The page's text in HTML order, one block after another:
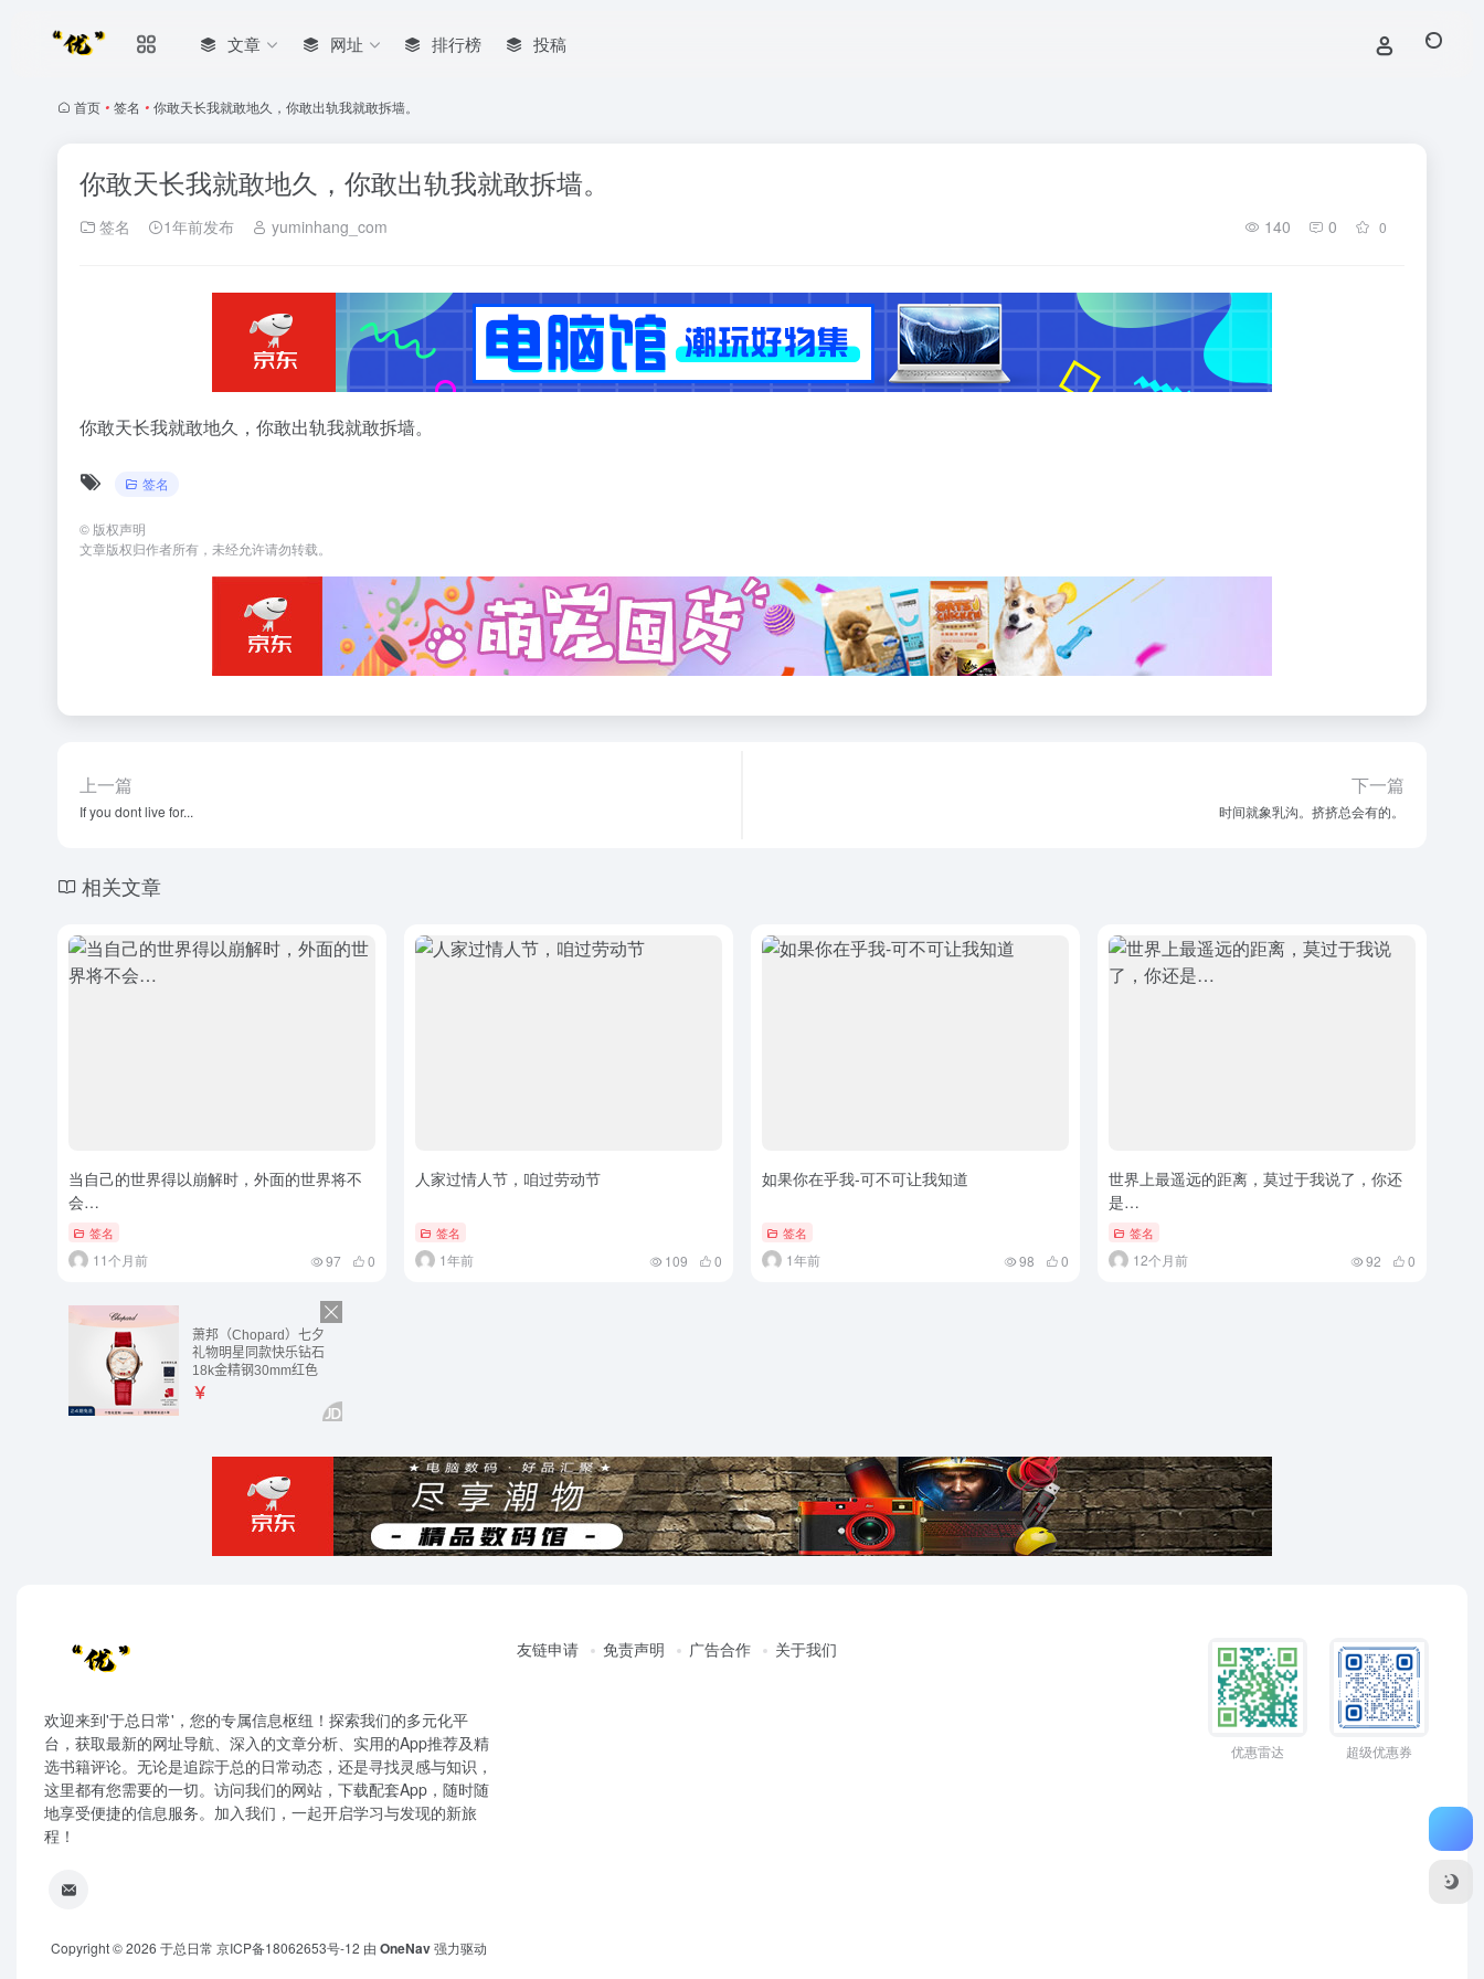
文章 网址 排行榜 投稿
首页 • 签名 • 你敢天长我就敢地久，你敢出轨我就敢拆墙。
你敢天长我就敢地久，你敢出轨我就敢拆墙。
签名 1年前发布 yuminhang_com 140 0 0
你敢天长我就敢地久，你敢出轨我就敢拆墙。
签名
© 版权声明
文章版权归作者所有，未经允许请勿转载。
上一篇
If you dont live for...
下一篇
时间就象乳沟。挤挤总会有的。
相关文章
当自己的世界得以崩解时，外面的世界将不
会…
签名
11个月前 97 0
人家过情人节，咱过劳动节
签名
1年前 109 0
如果你在乎我-可不可让我知道
签名
1年前 98 0
世界上最遥远的距离，莫过于我说了，你还
是…
签名
12个月前 92 0
欢迎来到'于总日常'，您的专属信息枢纽！探索我们的多元化平
台，获取最新的网址导航、深入的文章分析、实用的App推荐及精
选书籍评论。无论是追踪于总的日常动态，还是寻找灵感与知识，
这里都有您需要的一切。访问我们的网站，下载配套App，随时随
地享受便捷的信息服务。加入我们，一起开启学习与发现的新旅
程！
友链申请 免责声明 广告合作 关于我们
优惠雷达 超级优惠券
Copyright © 2026 于总日常 京ICP备18062653号-12 由 OneNav强力驱动